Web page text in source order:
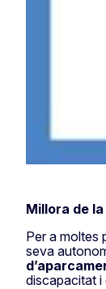
Millora de
Per a moltes
seva
discapacitat i